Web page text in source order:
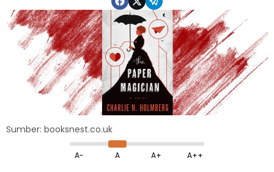
Sumber: booksnest.co.uk
A- A A+ A++